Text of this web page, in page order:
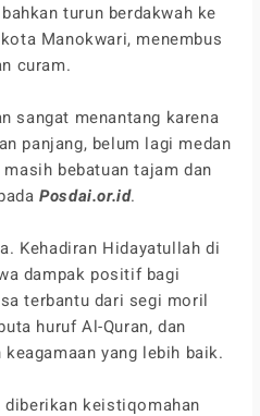
turun berdakwah ke
Manokwari, menembus
curam.
sangat menantang karena
panjang, belum lagi medan
bebatuan tajam dan
Posdai.or.id.
Kehadiran Hidayatullah di
dampak positif bagi
terbantu dari segi moril
huruf Al-Quran, dan
yang lebih baik.
diberikan keistiqomahan